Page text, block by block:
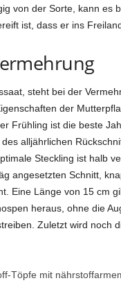
von der Sorte, kann es
ist, dass er ins
steht bei der
der
Frühling ist die beste
alljährlichen
Steckling ist halb
angesetzten Schnitt,
Eine Länge von 15 cm
heraus, ohne die
Zuletzt wird noch
Töpfe mit